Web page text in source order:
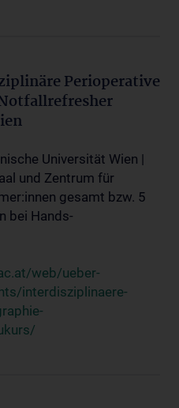
Perioperative
Universität Wien |
und Zentrum für
gesamt bzw. 5
bei Hands-
web/ueber-
interdisziplinaere-